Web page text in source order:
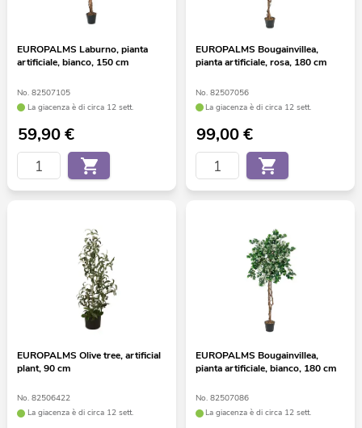
EUROPALMS Laburno, pianta
artificiale, bianco, 150 cm
No. 82507105
La giacenza è di circa 12 sett.
59,90€
EUROPALMS Bougainvillea,
pianta artificiale, rosa, 180 cm
No. 82507056
La giacenza è di circa 12 sett.
99,00€
EUROPALMS Olive tree, artificial
plant, 90 cm
No. 82506422
La giacenza è di circa 12 sett.
EUROPALMS Bougainvillea,
pianta artificiale, bianco, 180 cm
No. 82507086
La giacenza è di circa 12 sett.